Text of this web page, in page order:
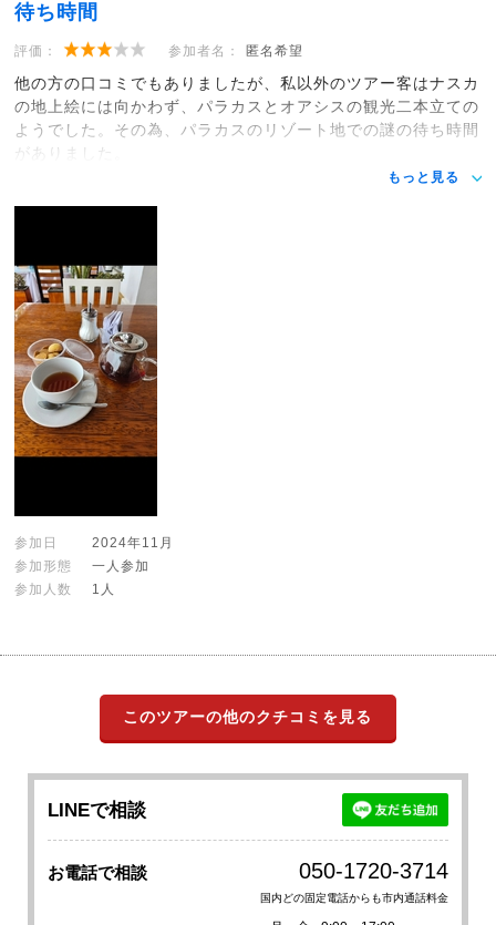
待ち時間
評価： 参加者名： 匿名希望
他の方の口コミでもありましたが、私以外のツアー客はナスカ
の地上絵には向かわず、パラカスとオアシスの観光二本立ての
ようでした。その為、パラカスのリゾート地での謎の待ち時間
がありました。
もっと見る
参加日
2024年11月
参加形態
一人参加
参加人数
1人
このツアーの他のクチコミを見る
LINEで相談
お電話で相談 050-1720-3714
国内どの固定電話からも市内通話料金